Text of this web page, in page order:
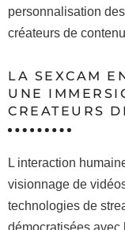
personnalisation
créateurs de
LA SEXCAM
UNE
CREATEURS
L interaction
visionnage de
technologies de
démocratisées avec